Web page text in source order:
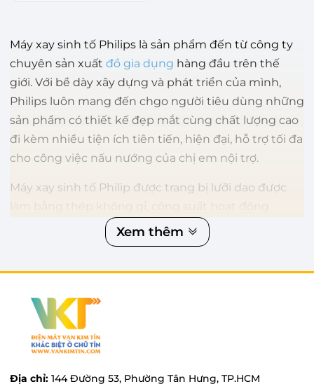
Máy xay sinh tố Philips là sản phẩm đến từ công ty
chuyên sản xuất đồ gia dụng hàng đầu trên thế
giới. Với bề dày xây dựng và phát triển của mình,
Philips luôn mang đến chgo người tiêu dùng những
sản phẩm có thiết kế đẹp mắt cùng chất lượng cao
đi kèm nhiều tiện ích tiên tiến, hiện đại, hỗ trợ tối đa
cho công việc nấu nướng của chị em nội trợ.
Máy xay sinh tố Philip được trang bị lưỡi dao được
mạnh mẽ nên dễ dàng xay hết tất cả mọi thực
phẩm. Các cối xay đều làm bằng chất liệu thân
Máy cũng có thể chống trượt nhờ những chân đế
để giữ máy không bị rung khi hoạt động.
Mua máy xay sinh tố Philips giá rẻ cùng hàng
ngàn quà tặng tại Điện Máy Vạn Kim Tín
Xem thêm
Địa chỉ: 144 Đường 53, Phường Tân Hưng, TP.HCM